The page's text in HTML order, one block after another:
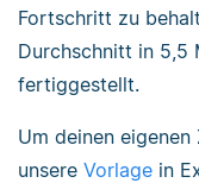
Fortschritt zu
Durchschnitt in 5,5
fertiggestellt.
Um deinen
unsere Vorlage in